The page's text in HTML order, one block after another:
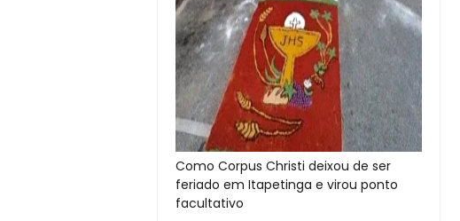
Como Corpus Christi deixou de ser
feriado em Itapetinga e virou ponto
facultativo